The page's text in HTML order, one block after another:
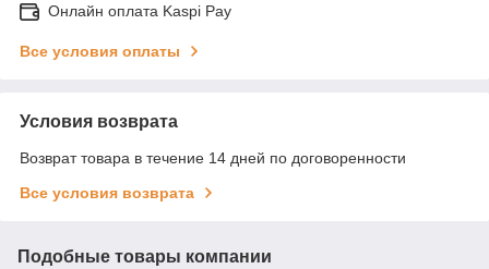
Онлайн оплата Kaspi Pay
Все условия оплаты
Условия возврата
Возврат товара в течение 14 дней по договоренности
Все условия возврата
Подобные товары компании